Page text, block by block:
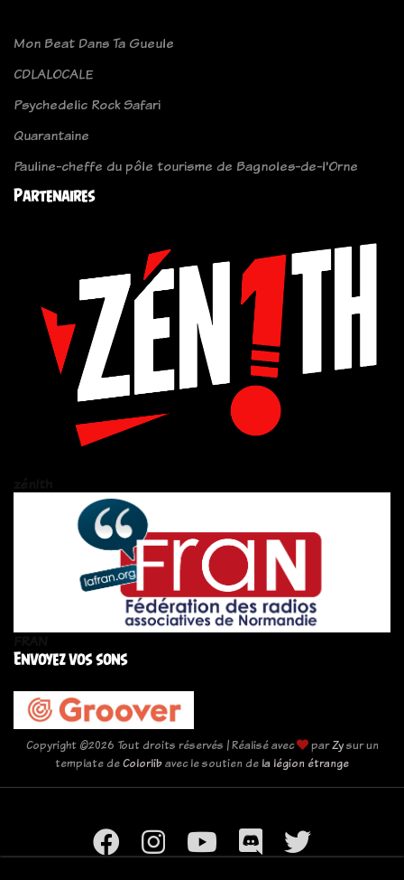
Mon Beat Dans Ta Gueule
CDLALOCALE
Psychedelic Rock Safari
Quarantaine
Pauline-cheffe du pôle tourisme de Bagnoles-de-l'Orne
Partenaires
Envoyez vos sons
Copyright ©2026 Tout droits réservés | Réalisé avec parZysur un
template deColorlibavec le soutien de la légion étrange